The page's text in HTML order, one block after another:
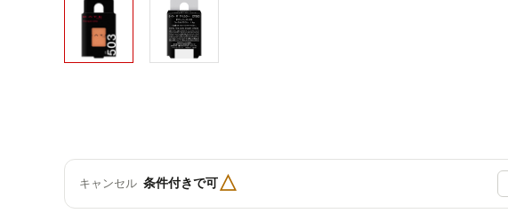
キャンセル 条件付きで可△